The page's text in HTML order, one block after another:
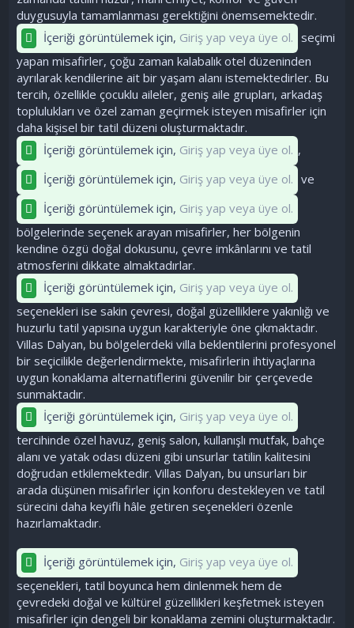
duygusuyla tamamlanması gerektiğini önemsemektedir.
İçeriği görüntülemek için, Giriş yap veya üye ol. seçimi
yapan misafirler, çoğu zaman kalabalık otel düzeninden
ayrılarak kendilerine ait bir yaşam alanı istemektedirler. Bu
tercih, özellikle çocuklu aileler, geniş aile grupları, arkadaş
toplulukları ve özel zaman geçirmek isteyen misafirler için
daha kişisel bir tatil düzeni oluşturmaktadır.
İçeriği görüntülemek için, Giriş yap veya üye ol. ,
İçeriği görüntülemek için, Giriş yap veya üye ol. ve
İçeriği görüntülemek için, Giriş yap veya üye ol.
bölgelerinde seçenek arayan misafirler, her bölgenin
kendine özgü doğal dokusunu, çevre imkânlarını ve tatil
atmosferini dikkate almaktadırlar.
İçeriği görüntülemek için, Giriş yap veya üye ol.
seçenekleri ise sakin çevresi, doğal güzelliklere yakınlığı ve
huzurlu tatil yapısına uygun karakteriyle öne çıkmaktadır.
Villas Dalyan, bu bölgelerdeki villa beklentilerini profesyonel
bir seçicilikle değerlendirmekte, misafirlerin ihtiyaçlarına
uygun konaklama alternatiflerini güvenilir bir çerçevede
sunmaktadır.
İçeriği görüntülemek için, Giriş yap veya üye ol.
tercihinde özel havuz, geniş salon, kullanışlı mutfak, bahçe
alanı ve yatak odası düzeni gibi unsurlar tatilin kalitesini
doğrudan etkilemektedir. Villas Dalyan, bu unsurları bir
arada düşünen misafirler için konforu destekleyen ve tatil
sürecini daha keyifli hâle getiren seçenekleri özenle
hazırlamaktadır.
İçeriği görüntülemek için, Giriş yap veya üye ol.
seçenekleri, tatil boyunca hem dinlenmek hem de
çevredeki doğal ve kültürel güzellikleri keşfetmek isteyen
misafirler için dengeli bir konaklama zemini oluşturmaktadır.